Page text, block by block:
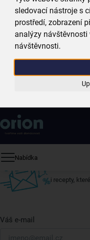
sledovací nástroje s
prostředí, zobrazení
analýzy
návštěvnosti.
Zboží
máme téměr
Vždy si u nás
4 000
Jsme vždy
Nabídka
Získejte rady,
ostatní
Přihlaste se k odběru našeho
i recepty,
Váš e-mail